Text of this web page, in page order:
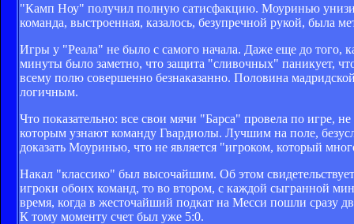
"Камп Ноу" получил полную сатисфакцию. Моуринью
команда, выстроенная, казалось, безупречной рукой, была
Игры у "Реала" не было с самого начала. Даже еще до того,
минуты было заметно, что защита "сливочных" паникует,
всему полю совершенно безнаказанно. Половина
логичным.
Что показательно: все свои мячи "Барса" провела по игре,
которым узнают команду Гвардиолы. Лучшим на поле,
доказать Моуринью, что не является "игроком, который
Накал "классико" был высочайшим. Об этом
игроки обоих команд, то во втором, с каждой сыгранной
время, когда в жесточайший подкат на Месси пошли сразу
К тому моменту счет был уже 5:0.